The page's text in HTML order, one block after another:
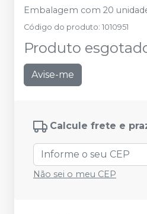
Embalagem com 20
Código do produto: 1010951
Produto
Avise-me
Calcule frete e
Não sei o meu CEP